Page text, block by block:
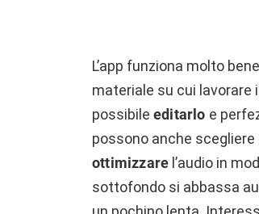
L’app funziona molto
materiale su cui lavorare
possibile editarlo e
possono anche scegliere
ottimizzare l’audio in
sottofondo si abbassa